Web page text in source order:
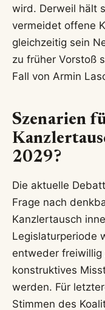
wird. Derweil hält
vermeidet offene
gleichzeitig sein
zu früher Vorstoß
Fall von Armin
Szenarien
2029?
Die aktuelle
Frage nach
Kanzlertausch
Legislaturperiode
entweder
konstruktives
werden. Für
Stimmen des